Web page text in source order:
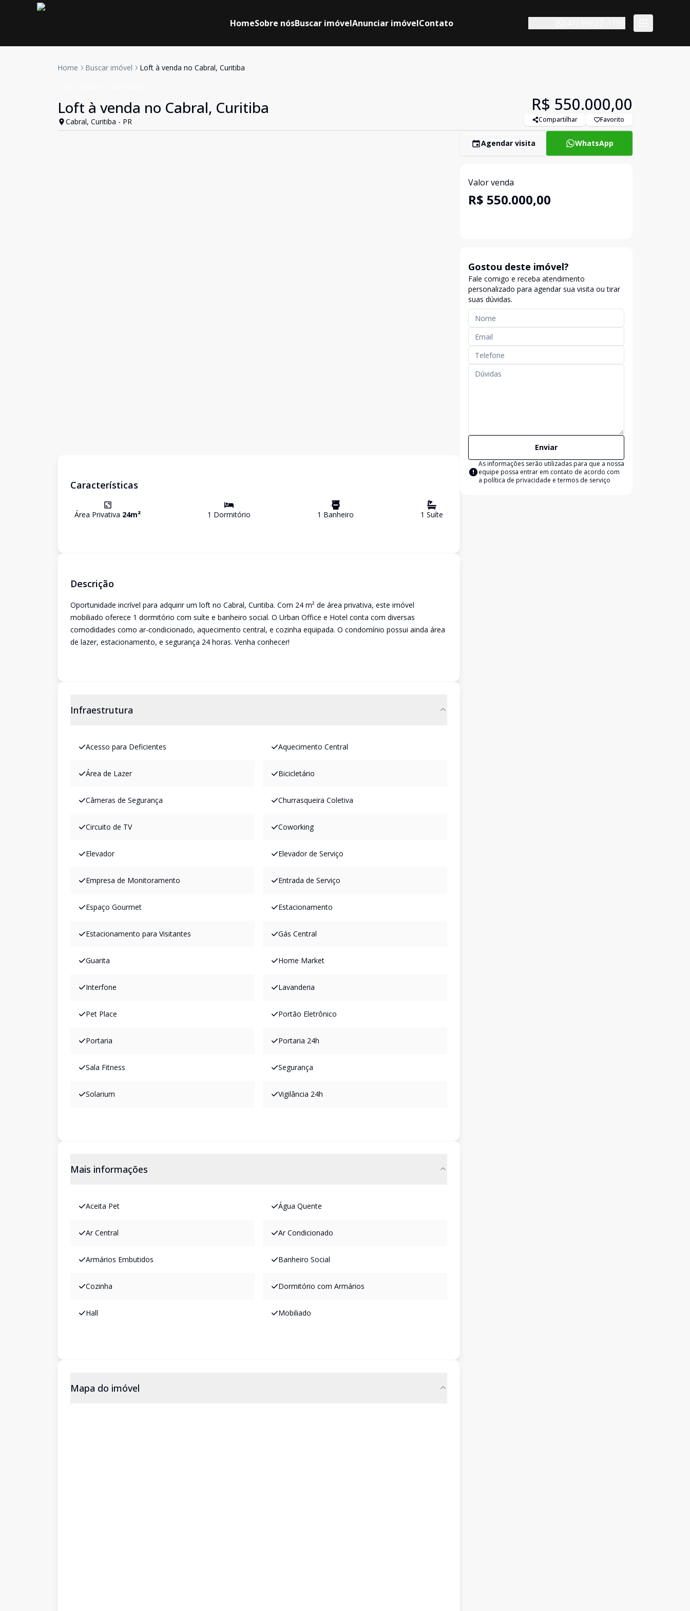
HomeSobre nósBuscar imóvelAnunciar imóvelContato
Home Buscar imóvel Loft à venda no Cabral, Curitiba
Loft à venda no Cabral, Curitiba
Cabral, Curitiba - PR
R$ 550.000,00
Compartilhar Favorito
Características
Área Privativa 24m² 1 Dormitório 1 Banheiro 1 Suíte
Descrição
Oportunidade incrível para adquirir um loft no Cabral, Curitiba. Com 24 m² de área privativa, este imóvel
mobiliado oferece 1 dormitório com suíte e banheiro social. O Urban Office e Hotel conta com diversas
comodidades como ar-condicionado, aquecimento central, e cozinha equipada. O condomínio possui ainda área
de lazer, estacionamento, e segurança 24 horas. Venha conhecer!
Infraestrutura
Acesso para Deficientes Aquecimento Central
Área de Lazer Bicicletário
Câmeras de Segurança Churrasqueira Coletiva
Circuito de TV Coworking
Elevador Elevador de Serviço
Empresa de Monitoramento Entrada de Serviço
Espaço Gourmet Estacionamento
Estacionamento para Visitantes Gás Central
Guarita Home Market
Interfone Lavanderia
Pet Place Portão Eletrônico
Portaria Portaria 24h
Sala Fitness Segurança
Solarium Vigilância 24h
Mais informações
Aceita Pet Água Quente
Ar Central Ar Condicionado
Armários Embutidos Banheiro Social
Cozinha Dormitório com Armários
Hall Mobiliado
Mapa do imóvel
Agendar visita WhatsApp
Valor venda
R$ 550.000,00
Gostou deste imóvel?
Fale comigo e receba atendimento
personalizado para agendar sua visita ou tirar
suas dúvidas.
Enviar
As informações serão utilizadas para que a nossa
equipe possa entrar em contato de acordo com
a política de privacidade e termos de serviço